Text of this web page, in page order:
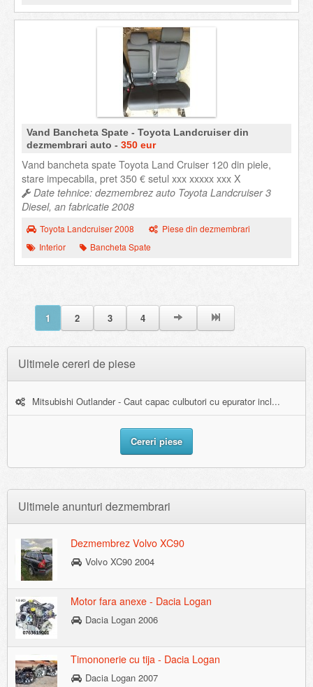
Vand Bancheta Spate - Toyota Landcruiser din
dezmembrari auto - 350 eur
Vand bancheta spate Toyota Land Cruiser 120 din piele,
stare impecabila, pret 350 € setul xxx xxxxx xxx X
Date tehnice: dezmembrez auto Toyota Landcruiser 3
Diesel, an fabricatie 2008
Toyota Landcruiser 2008
Piese din dezmembrari
Interior
Bancheta Spate
1 2 3 4
Ultimele cereri de piese
Mitsubishi Outlander - Caut capac culbutori cu epurator incl...
Cereri piese
Ultimele anunturi dezmembrari
Dezmembrez Volvo XC90
Volvo XC90 2004
Motor fara anexe - Dacia Logan
Dacia Logan 2006
Timononerie cu tija - Dacia Logan
Dacia Logan 2007